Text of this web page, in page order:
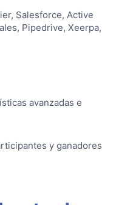
Salesforce, Active
Pipedrive, Xeerpa,
avanzadas e
y ganadores